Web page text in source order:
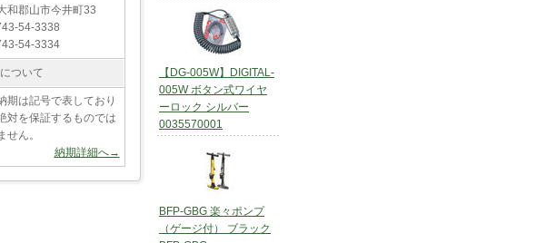
和郡山市今井町33
54-3338
54-3334
ついて
期は記号で表しており
対を保証するものでは
せん。
納期詳細へ→
【DG-005W】DIGITAL-
005W ボタン式ワイヤ
ーロック シルバー
0035570001
BFP-GBG 楽々ポンプ
（ゲージ付） ブラック